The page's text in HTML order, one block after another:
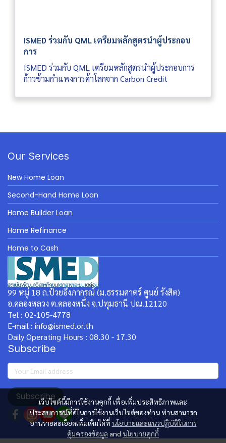
ISMED ร่วมกับ QML เตรียมหลักสูตรนำผู้ประกอบ
การ
ISMED ร่วมกับ QML เตรียมหลักสูตรนำผู้ประกอบการ
ก้าวข้ามกำแพงการค้าโลกจาก Carbon Credit
เว็บไซต์นี้มีการใช้งานคุกกี้ เพื่อเพิ่มประสิทธิภาพและ
ประสบการณ์ที่ดีในการใช้งานเว็บไซต์ของท่าน ท่านสามารถ
อ่านรายละเอียดเพิ่มเติมได้ที่ นโยบายและแนวปฏิบัติในการ
คุ้มครองข้อมูล and นโยบายคุกกี้
Our Services
New Home Loan
Second-Hand Home Loan
Home Builder Loan
Home Refinance
Home to Cash
99 หมู่ 18 ถ.ป๋วยอึ๊งภากรณ์ (ม.ธรรมศาตร์ ศูนย์ รังสิต)
อ.คลองหลวง ต.คลองหนึ่ง จ.ปทุมธานี ปณ.12120
Tel : 02-105-4778
E-mail : info@ismed.or.th
Daily Operating Hours : 08.30 - 17.30
Subscribe
Subscribe